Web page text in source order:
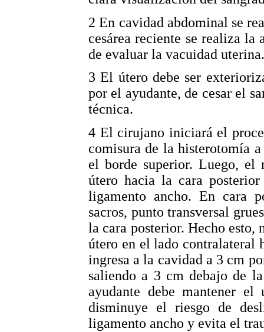
2 En cavidad abdominal se
cesárea reciente se realiza
de evaluar la vacuidad uterina.
3 El útero debe ser
por el ayudante, de cesar el
técnica.
4 El cirujano iniciará el
comisura de la histerotomía
el borde superior. Luego, el
útero hacia la cara
ligamento ancho. En cara
sacros, punto transversal
la cara posterior. Hecho esto,
útero en el lado contralateral
ingresa a la cavidad a 3 cm
saliendo a 3 cm debajo de
ayudante debe mantener
disminuye el riesgo de
ligamento ancho y evita el